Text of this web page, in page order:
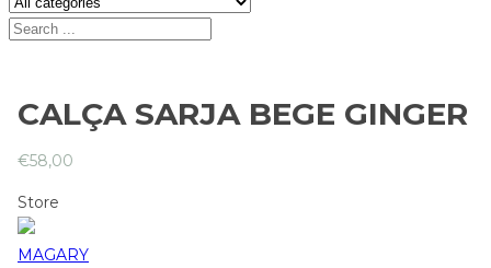
CALÇA SARJA BEGE GINGER
€58,00
Store
MAGARY